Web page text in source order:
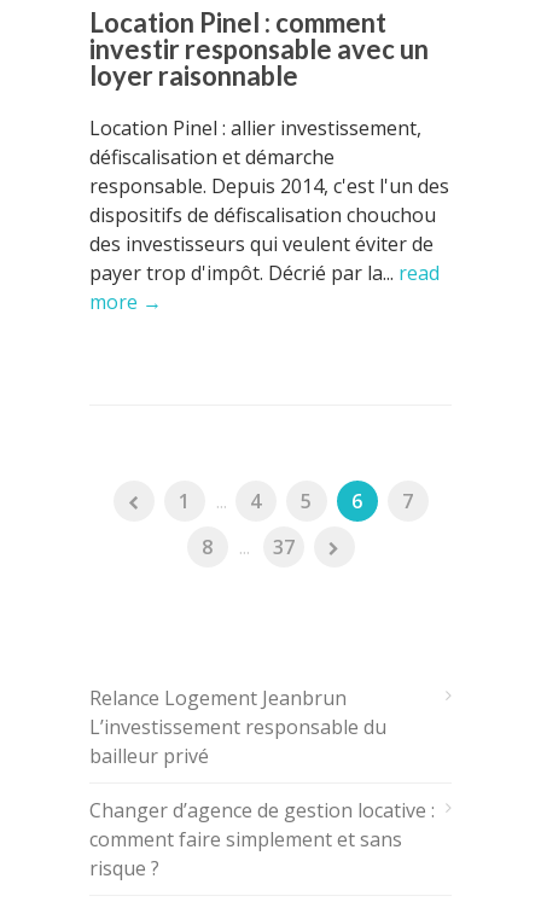
Location Pinel : comment
investir responsable avec un
loyer raisonnable
Location Pinel : allier investissement,
défiscalisation et démarche
responsable. Depuis 2014, c'est l'un des
dispositifs de défiscalisation chouchou
des investisseurs qui veulent éviter de
payer trop d'impôt. Décrié par la... read
more →
1 ... 4 5 6
7
8
... 37
Relance Logement Jeanbrun
L’investissement responsable du
bailleur privé
Changer d’agence de gestion locative :
comment faire simplement et sans
risque ?